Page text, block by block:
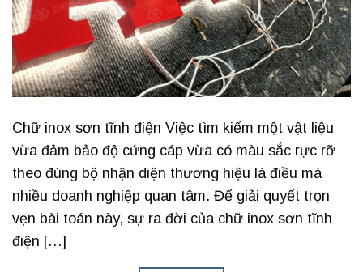
Chữ inox sơn tĩnh điện Việc tìm kiếm một vật liệu
vừa đảm bảo độ cứng cáp vừa có màu sắc rực rỡ
theo đúng bộ nhận diện thương hiệu là điều mà
nhiều doanh nghiệp quan tâm. Để giải quyết trọn
vẹn bài toán này, sự ra đời của chữ inox sơn tĩnh
điện […]